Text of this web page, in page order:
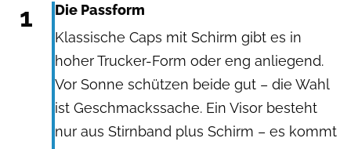
1
Die Passform
Klassische Caps mit Schirm gibt es in
hoher Trucker-Form oder eng anliegend.
Vor Sonne schützen beide gut – die Wahl
ist Geschmackssache. Ein Visor besteht
nur aus Stirnband plus Schirm – es kommt